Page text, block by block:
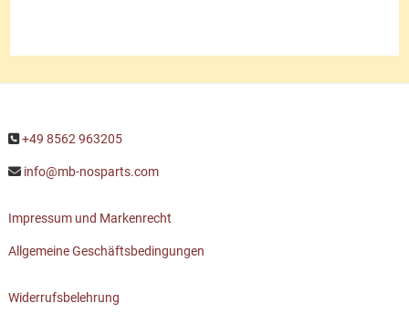
+49 8562 963205
info@mb-nosparts.com
Impressum und Markenrecht
Allgemeine Geschäftsbedingungen
Widerrufsbelehrung